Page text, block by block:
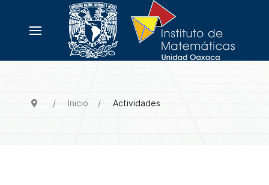
Inicio Actividades